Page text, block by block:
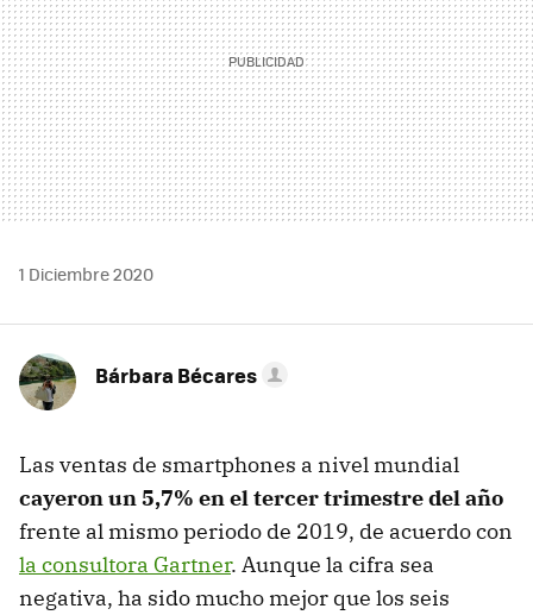
1 Diciembre 2020
Bárbara Bécares
Las ventas de smartphones a nivel mundial
cayeron un 5,7% en el tercer trimestre del año
frente al mismo periodo de 2019, de acuerdo con
la consultora Gartner. Aunque la cifra sea
negativa, ha sido mucho mejor que los seis